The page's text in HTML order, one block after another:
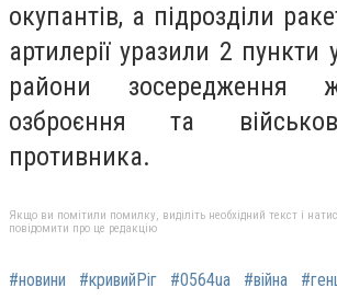
окупантів, а підрозділи
артилерії уразили 2 пункти
райони зосередження
озброєння та
противника.
Якщо ви помітили помилку, виділіть необхідний текст і
повідомити про це редакцію
#новини #кривийРіг #0564ua #війна